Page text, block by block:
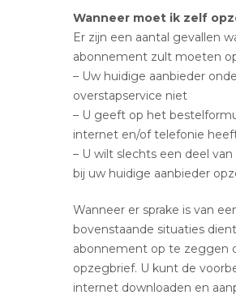
Wanneer moet ik zelf
Er zijn een aantal gevallen
abonnement zult moeten
– Uw huidige aanbieder
overstapservice niet
– U geeft op het
internet en/of telefonie
– U wilt slechts een deel
bij uw huidige aanbieder
Wanneer er sprake is van
bovenstaande situaties
abonnement op te zeggen
opzegbrief. U kunt de
internet downloaden en